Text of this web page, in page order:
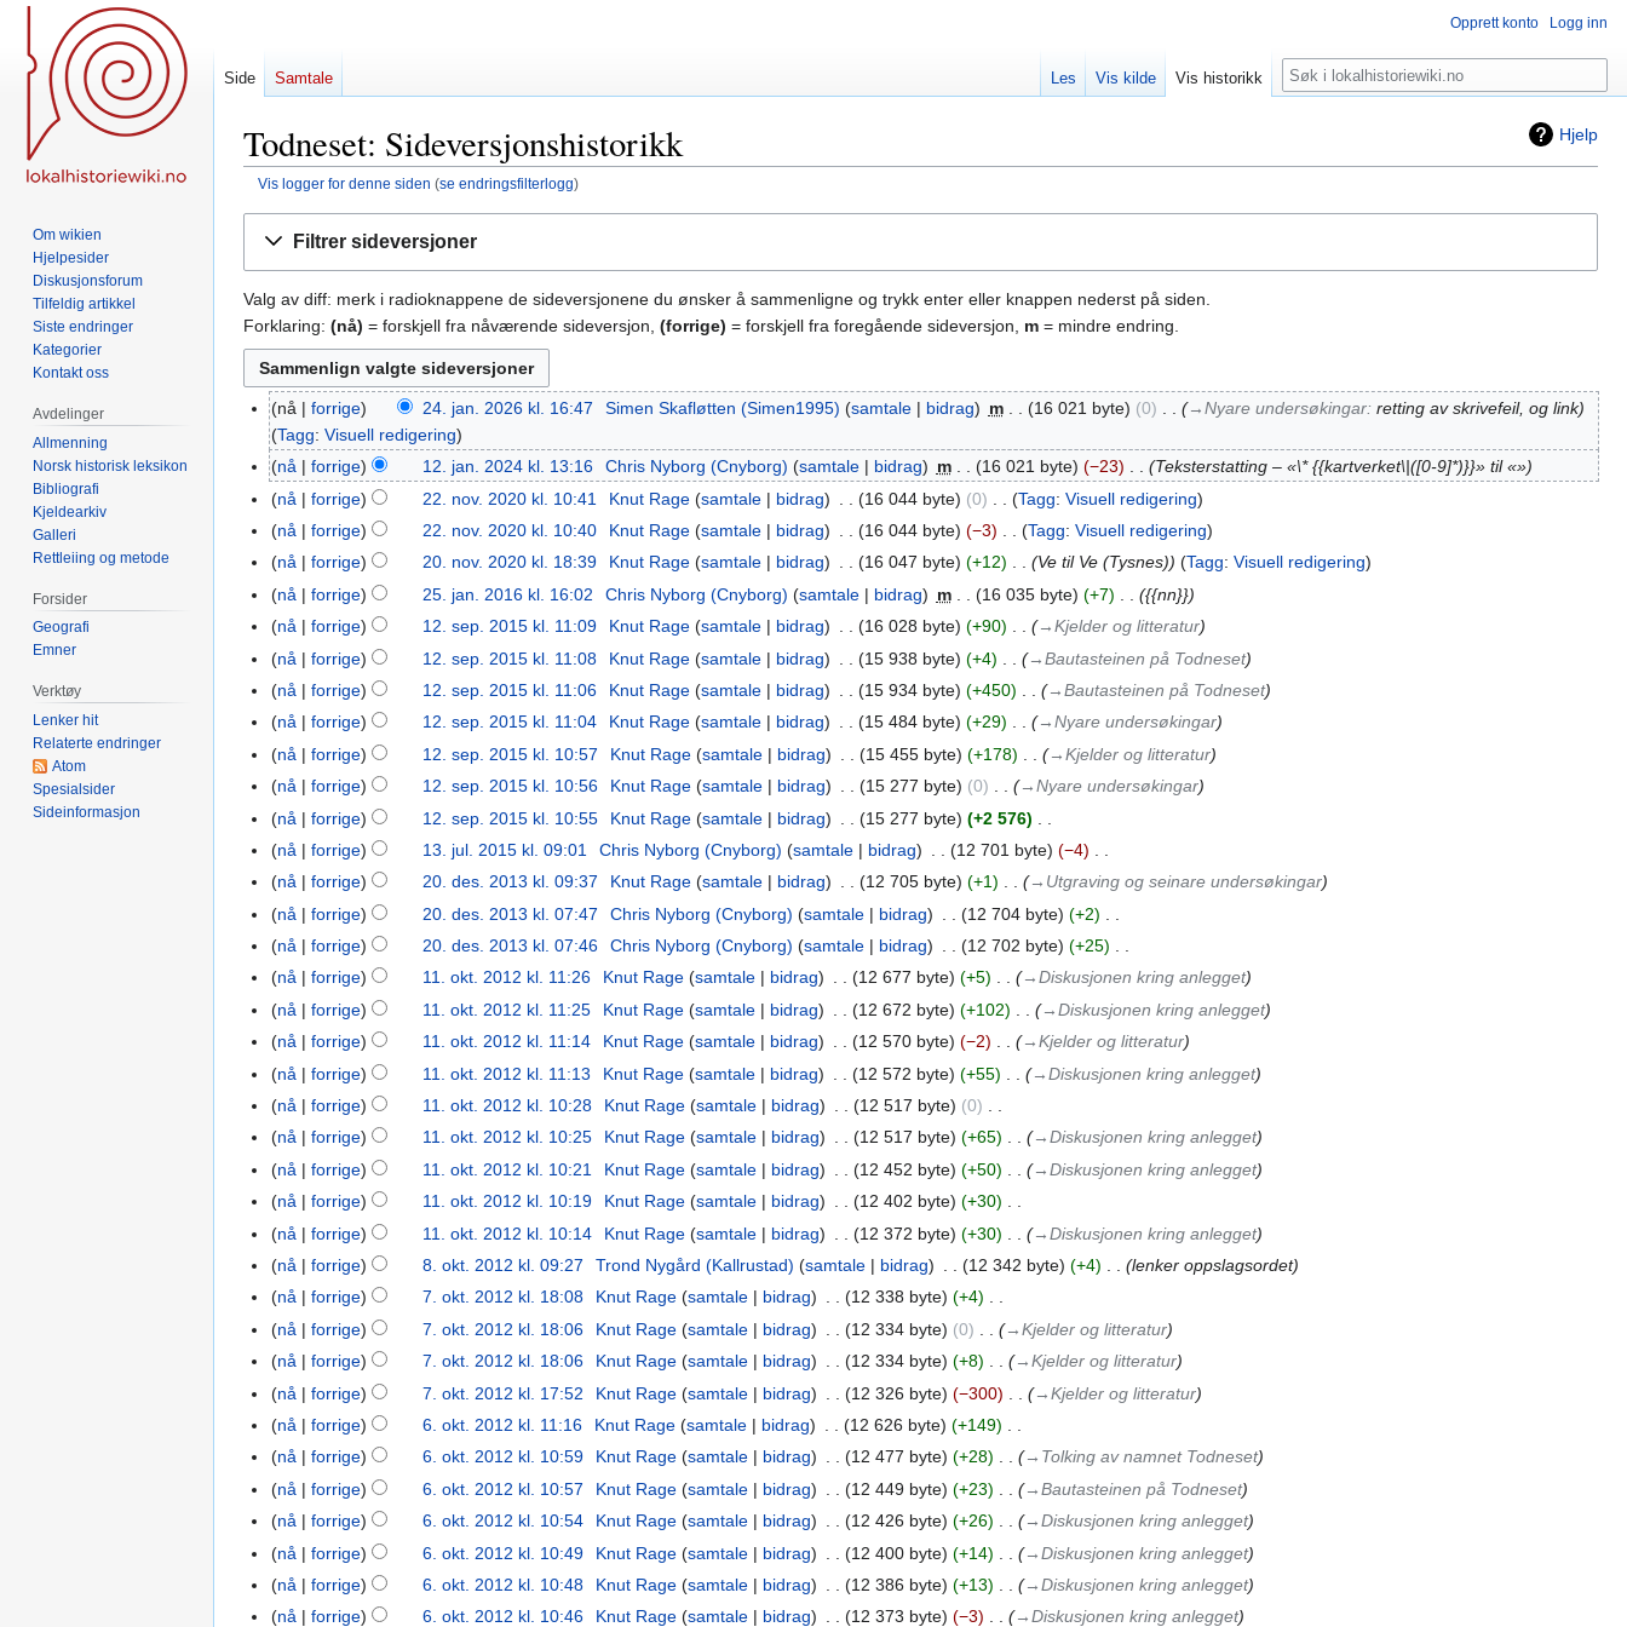
Hjelp
Todneset: Sideversjonshistorikk
Vis logger for denne siden (se endringsfilterlogg)
Filtrer sideversjoner
Valg av diff: merk i radioknappene de sideversjonene du ønsker å sammenligne og trykk enter eller knappen nederst på siden.
Forklaring: (nå) = forskjell fra nåværende sideversjon, (forrige) = forskjell fra foregående sideversjon, m = mindre endring.
24.
jan.
2026
nå forrige 24. jan. 2026 kl. 16:47 Simen Skafløtten (Simen1995) samtale bidrag m 16 021 byte 0 →‎Nyare undersøkingar: retting av skrivefeil, og link
Tagg:Visuell redigering
12.
jan.
2024
nå forrige 12. jan. 2024 kl. 13:16 Chris Nyborg (Cnyborg) samtale bidrag m 16 021 byte −23
Teksterstatting – «\* {{kartverket\|([0-9]*)}}» til «»
22.
nov.
2020
nå forrige 22. nov. 2020 kl. 10:41 Knut Rage samtale bidrag 16 044 byte 0
I
g
e
n
r
e
g
e
r
i
g
s
f
o
r
a
r
i
n
Tagg: Visuell redigering
nå
forrige 22. nov. 2020 kl. 10:40 Knut Rage samtale bidrag 16 044 byte −3
I
g
e
n
r
e
i
g
e
r
i
g
s
f
o
r
l
a
r
i
n
Tagg: Visuell redigering
20.
nov.
2020
nå forrige 20. nov. 2020 kl. 18:39 Knut Rage samtale bidrag 16 047 byte +12 Ve til Ve (Tysnes) Tagg: Visuell redigering
25.
jan.
2016
nå forrige 25. jan. 2016 kl. 16:02 Chris Nyborg (Cnyborg) samtale bidrag m 16 035 byte +7
{{nn}}
12.
sep.
2015
nå forrige 12. sep. 2015 kl. 11:09 Knut Rage samtale bidrag 16 028 byte +90
→‎Kjelder og litteratur
nå
forrige 12. sep. 2015 kl. 11:08 Knut Rage samtale bidrag 15 938 byte +4
→‎Bautasteinen på Todneset
nå
forrige 12. sep. 2015 kl. 11:06 Knut Rage samtale bidrag 15 934 byte +450
→‎Bautasteinen på Todneset
nå
forrige 12. sep. 2015 kl. 11:04 Knut Rage samtale bidrag 15 484 byte +29
→‎Nyare undersøkingar
nå
forrige 12. sep. 2015 kl. 10:57 Knut Rage samtale bidrag 15 455 byte +178
→‎Kjelder og litteratur
nå
forrige 12. sep. 2015 kl. 10:56 Knut Rage samtale bidrag 15 277 byte 0
→‎Nyare undersøkingar
nå
forrige 12. sep. 2015 kl. 10:55 Knut Rage samtale bidrag 15 277 byte +2 576
I
g
e
n
r
e
i
g
e
r
i
g
s
f
o
r
l
a
r
i
n
13.
jul.
2015
nå forrige 13. jul. 2015 kl. 09:01 Chris Nyborg (Cnyborg) samtale bidrag 12 701 byte −4
I
g
e
n
r
e
i
g
e
r
i
g
s
f
o
r
l
a
r
i
n
20.
des.
2013
nå forrige 20. des. 2013 kl. 09:37 Knut Rage samtale bidrag 12 705 byte +1
→‎Utgraving og seinare undersøkingar
nå
forrige 20. des. 2013 kl. 07:47 Chris Nyborg (Cnyborg) samtale bidrag 12 704 byte +2
I
g
e
n
r
e
g
e
r
i
g
s
f
o
r
a
r
i
n
nå forrige 20. des. 2013 kl. 07:46 Chris Nyborg (Cnyborg) samtale bidrag 12 702 byte +25
I
g
e
n
r
e
i
g
e
r
i
g
s
f
o
r
l
a
r
i
n
11.
okt.
2012
nå forrige 11. okt. 2012 kl. 11:26 Knut Rage samtale bidrag 12 677 byte +5
→‎Diskusjonen kring anlegget
nå
forrige 11. okt. 2012 kl. 11:25 Knut Rage samtale bidrag 12 672 byte +102
→‎Diskusjonen kring anlegget
nå
forrige 11. okt. 2012 kl. 11:14 Knut Rage samtale bidrag 12 570 byte −2
→‎Kjelder og litteratur
nå
forrige 11. okt. 2012 kl. 11:13 Knut Rage samtale bidrag 12 572 byte +55
→‎Diskusjonen kring anlegget
nå
forrige 11. okt. 2012 kl. 10:28 Knut Rage samtale bidrag 12 517 byte 0
I
g
e
n
r
e
i
g
e
r
i
g
s
f
o
r
nå forrige 11. okt. 2012 kl. 10:25 Knut Rage samtale bidrag 12 517 byte +65
→‎Diskusjonen kring anlegget
nå
forrige 11. okt. 2012 kl. 10:21 Knut Rage samtale bidrag 12 452 byte +50
→‎Diskusjonen kring anlegget
nå
forrige 11. okt. 2012 kl. 10:19 Knut Rage samtale bidrag 12 402 byte +30
I
g
e
n
r
e
i
g
e
r
i
g
nå forrige 11. okt. 2012 kl. 10:14 Knut Rage samtale bidrag 12 372 byte +30
→‎Diskusjonen kring anlegget
8.
okt.
2012
nå forrige 8. okt. 2012 kl. 09:27 Trond Nygård (Kallrustad) samtale bidrag 12 342 byte +4
lenker oppslagsordet
7.
okt.
2012
nå forrige 7. okt. 2012 kl. 18:08 Knut Rage samtale bidrag 12 338 byte +4
I
g
e
n
r
e
i
g
e
r
nå forrige 7. okt. 2012 kl. 18:06 Knut Rage samtale bidrag 12 334 byte 0
→‎Kjelder og litteratur
nå
forrige 7. okt. 2012 kl. 18:06 Knut Rage samtale bidrag 12 334 byte +8
→‎Kjelder og litteratur
nå
forrige 7. okt. 2012 kl. 17:52 Knut Rage samtale bidrag 12 326 byte −300
→‎Kjelder og litteratur
6.
okt.
2012
nå forrige 6. okt. 2012 kl. 11:16 Knut Rage samtale bidrag 12 626 byte +149
I
g
e
n
r
e
nå forrige 6. okt. 2012 kl. 10:59 Knut Rage samtale bidrag 12 477 byte +28
→‎Tolking av namnet Todneset
nå
forrige 6. okt. 2012 kl. 10:57 Knut Rage samtale bidrag 12 449 byte +23
→‎Bautasteinen på Todneset
nå
forrige 6. okt. 2012 kl. 10:54 Knut Rage samtale bidrag 12 426 byte +26
→‎Diskusjonen kring anlegget
nå
forrige 6. okt. 2012 kl. 10:49 Knut Rage samtale bidrag 12 400 byte +14
→‎Diskusjonen kring anlegget
nå
forrige 6. okt. 2012 kl. 10:48 Knut Rage samtale bidrag 12 386 byte +13
→‎Diskusjonen kring anlegget
nå
forrige 6. okt. 2012 kl. 10:46 Knut Rage samtale bidrag 12 373 byte −3 →‎Diskusjonen kring anlegget
Opprett konto Logg inn
Side Samtale Les Vis kilde Vis historikk Søk
Om wikien
Hjelpesider
Diskusjonsforum
Tilfeldig artikkel
Siste endringer
Kategorier
Kontakt oss
Avdelinger
Allmenning
Norsk historisk leksikon
Bibliografi
Kjeldearkiv
Galleri
Rettleiing og metode
Forsider
Geografi
Emner
Verktøy
Lenker hit
Relaterte endringer
Atom
Spesialsider
Sideinformasjon